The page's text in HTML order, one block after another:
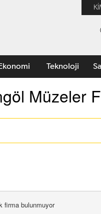
Ekonomi Teknoloji
Müzeler
firma bulunmuyor